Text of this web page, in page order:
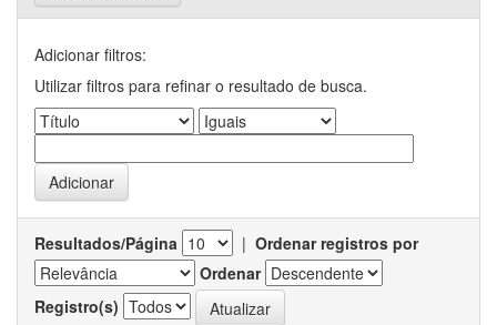
Adicionar filtros:
Utilizar filtros para refinar o resultado de busca.
Resultados/Página | Ordenar registros por
Ordenar
Registro(s)